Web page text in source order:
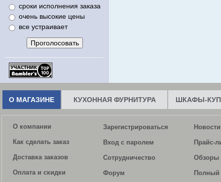
сроки исполнения заказа
очень высокие цены
все устраивает
О МАГАЗИНЕ КУХОННАЯ ФУРНИТУРА ШКАФЫ-
О компании
Как сделать заказ
Доставка заказов
Оплата и скидки
Зарегистрироваться
Вход с паролем
Сотрудничество
Форум
Новости
Прайс-
Обзоры
Полный